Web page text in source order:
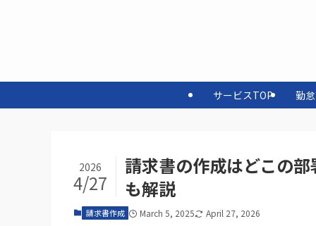
サービスTOP 勤
請求書の作成はどこの
も解説
2026
4/27
請求書作成 March 5, 2025 April 27, 2026